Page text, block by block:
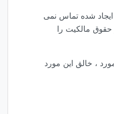
ایجاد شده تماس نمی
مالکیت را
، خالق این مورد